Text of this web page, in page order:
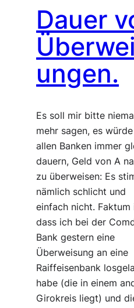
Dauer
ungen.
Es soll mir bitte
mehr sagen, es
allen Banken immer
dauern, Geld von A
zu überweisen: Es
nämlich schlicht und
einfach nicht. Faktum
dass ich bei der
Bank gestern eine
Überweisung an eine
Raiffeisenbank
habe (die in einem
Girokreis liegt) und